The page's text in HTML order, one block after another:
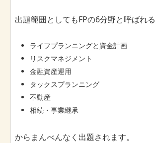
出題範囲としてもFPの6分野と呼ばれる
ライフプランニングと資金計画
リスクマネジメント
金融資産運用
タックスプランニング
不動産
相続・事業継承
からまんべんなく出題されます。